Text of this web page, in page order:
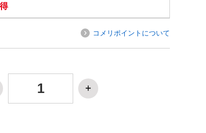
コメリポイントについて